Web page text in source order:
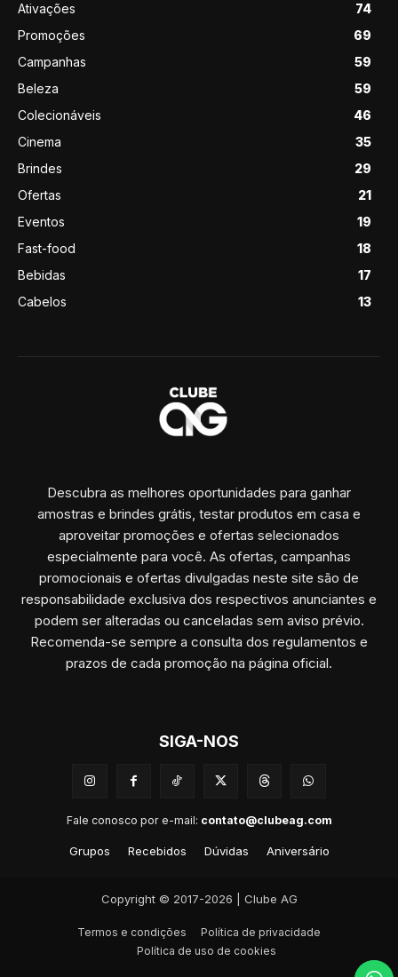
Ativações
74
Promoções
69
Campanhas
59
Beleza
59
Colecionáveis
46
Cinema
35
Brindes
29
Ofertas
21
Eventos
19
Fast-food
18
Bebidas
17
Cabelos
13
Descubra as melhores oportunidades para ganhar
amostras e brindes grátis, testar produtos em casa e
aproveitar promoções e ofertas selecionados
especialmente para você. As ofertas, campanhas
promocionais e ofertas divulgadas neste site são de
responsabilidade exclusiva dos respectivos anunciantes e
podem ser alteradas ou canceladas sem aviso prévio.
Recomenda-se sempre a consulta dos regulamentos e
prazos de cada promoção na página oficial.
SIGA-NOS
Fale conosco por e-mail: contato@clubeag.com
Grupos Recebidos Dúvidas Aniversário
Copyright © 2017-2026 | Clube AG
Termos e condições
Política de privacidade
Política de uso de cookies